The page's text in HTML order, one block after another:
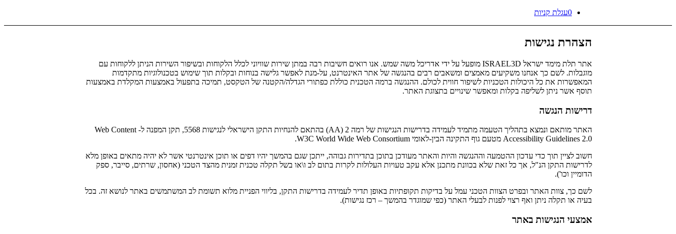
0עגלת קניות
הצהרת נגישות
אתר תלת מימד ישראל ISRAEL3D מופעל על ידי אדריכל משה שמש. אנו רואים חשיבות רבה במתן שירות שוויוני לכלל הלקוחות ובשיפור השירות הניתן ללקוחות עם
מוגבלות. לשם כך אנחנו משקיעים מאמצים ומשאבים רבים בהנגשה של אתר האינטרנט, על-מנת לאפשר גלישה בנוחות ובקלות תוך שימוש בטכנולוגיות מתקדמות
המאפשרות את כל היכולות הטכניות לשיפור חווית לכולם. ההנגשה ברמה הטכנית כוללת כפתורי הגדלה/הקטנה של הטקסט, תמיכה בתפעול באמצעות המקלדת באמצעות
תוסף אשר ניתן לשליפה בקלות ומאפשר שינויים בתצוגת האתר.
דרישות הנגשה
האתר מותאם ונמצא בתהליך הטעמה מתמיד לעמידה בדרישות הנגישות של רמה 2 (AA) בהתאם להנחיות התקן הישראלי לנגישות 5568, תקן המפנה ל- Web Content
Accessibility Guidelines 2.0 מטעם גוף התקינה הבין-לאומי W3C World Wide Web Consortium.
חשוב לציין תוך כדי עדכון ההטמעה וההנגשה והיות והאתר מעודכן בתוכן בתדירות גבוהה, ייתכן שגם בהמשך יהיו דפים או תוכן אינטרנטי אשר לא יהיה מתאים באופן מלא
לדרישות התקן הנ"ל, אך כל זאת שלא בכוונת מתכנן אלא עקב טעויות העלולות לקרות בתום לב ו\או בשל תקלה טכנית זמנית מהצד הטכני (אחסון, שרתים, סייבר, ספק
הדומיין וכו').
לשם כך, צוות האתר ובפרט הצוות הטכני עמל על בדיקות תקופתיות באופן תדיר לעמידה בדרישות התקן, בליווי הפניית מלוא תשומת לב המשתמשים באתר לנושא זה. בכל
בעיה או תקלה ניתן ואף רצוי לפנות לבעלי האתר (כפי שמוגדר בהמשך – רכז נגישות).
אמצעי הנגישות באתר